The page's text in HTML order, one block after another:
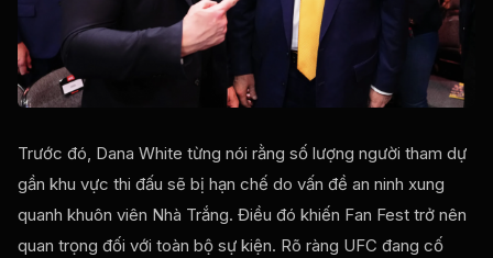
Trước đó, Dana White từng nói rằng số lượng người tham dự
gần khu vực thi đấu sẽ bị hạn chế do vấn đề an ninh xung
quanh khuôn viên Nhà Trắng. Điều đó khiến Fan Fest trở nên
quan trọng đối với toàn bộ sự kiện. Rõ ràng UFC đang cố